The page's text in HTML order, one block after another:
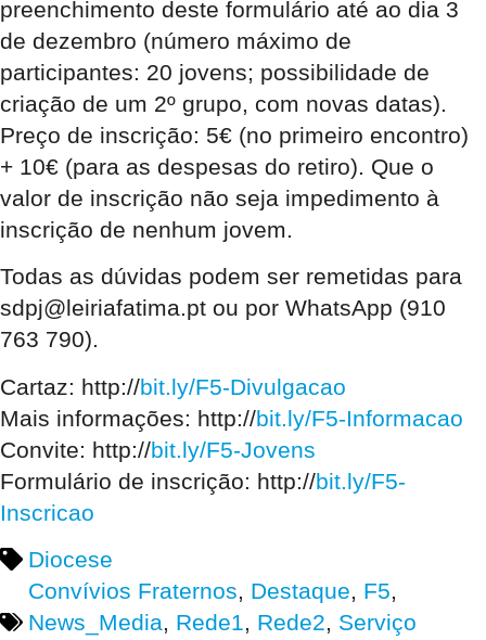
preenchimento deste formulário até ao dia 3
de dezembro (número máximo de
participantes: 20 jovens; possibilidade de
criação de um 2º grupo, com novas datas).
Preço de inscrição: 5€ (no primeiro encontro)
+ 10€ (para as despesas do retiro). Que o
valor de inscrição não seja impedimento à
inscrição de nenhum jovem.
Todas as dúvidas podem ser remetidas para
sdpj@leiriafatima.pt ou por WhatsApp (910
763 790).
Cartaz: http://bit.ly/F5-Divulgacao
Mais informações: http://bit.ly/F5-Informacao
Convite: http://bit.ly/F5-Jovens
Formulário de inscrição: http://bit.ly/F5-
Inscricao
Diocese
Convívios Fraternos, Destaque, F5,
News_Media, Rede1, Rede2, Serviço